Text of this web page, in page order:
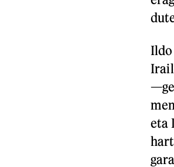
eta